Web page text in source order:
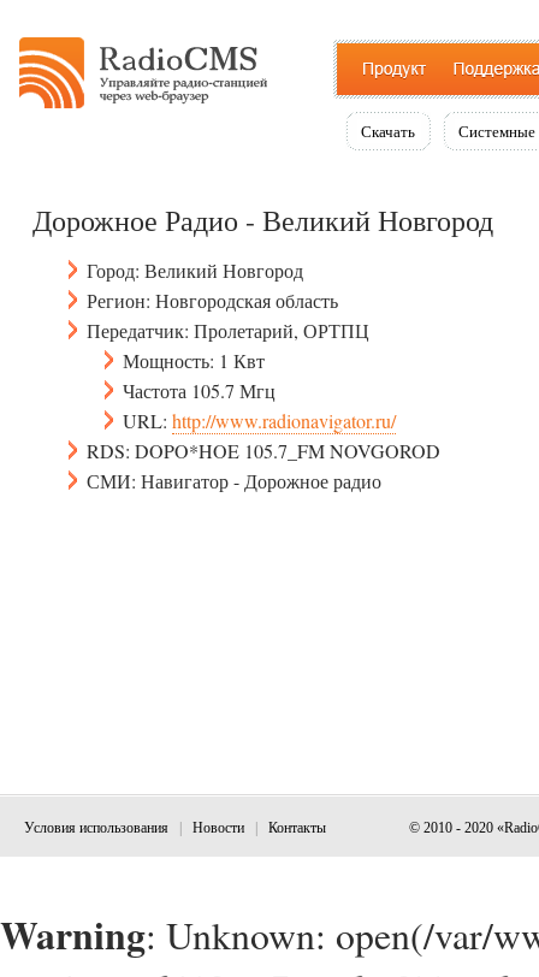
Скачать Системные
Дорожное Радио - Великий Новгород
Город: Великий Новгород
Регион: Новгородская область
Передатчик: Пролетарий, ОРТПЦ
Мощность: 1 Квт
Частота 105.7 Мгц
URL: http://www.radionavigator.ru/
RDS: DOPO*HOE 105.7_FM NOVGOROD
СМИ: Навигатор - Дорожное радио
Условия использования Новости Контакты © 2010 - 2020
Warning: Unknown: open(/var/